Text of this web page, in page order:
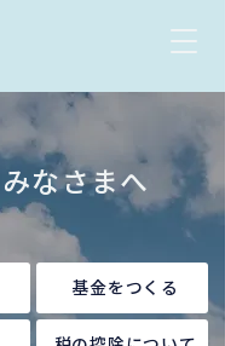
なさまへ
基金をつくる